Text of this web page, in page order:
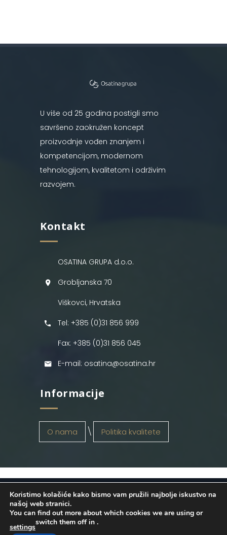
U više od 25 godina postigli smo
savršeno zaokružen koncept
proizvodnje vođen znanjem i
kompetencijom, modernom
tehnologijom, kvalitetom i održivim
razvojem.
Kontakt
OSATINA GRUPA d.o.o.
Grobljanska 70
Viškovci, Hrvatska
Tel: +385 (0)31 856 999
Fax: +385 (0)31 856 045
E-mail: osatina@osatina.hr
Informacije
O nama Politika kvalitete
OSATINA GRUPA d.o.o. 2026
. Configured
byINFOS Osijek. Sva prava pridržana.
Koristimo kolačiće kako bismo vam pružili najbolje iskustvo na
našoj web stranici.
You can find out more about which cookies we are using or
switch them off in
settings
.